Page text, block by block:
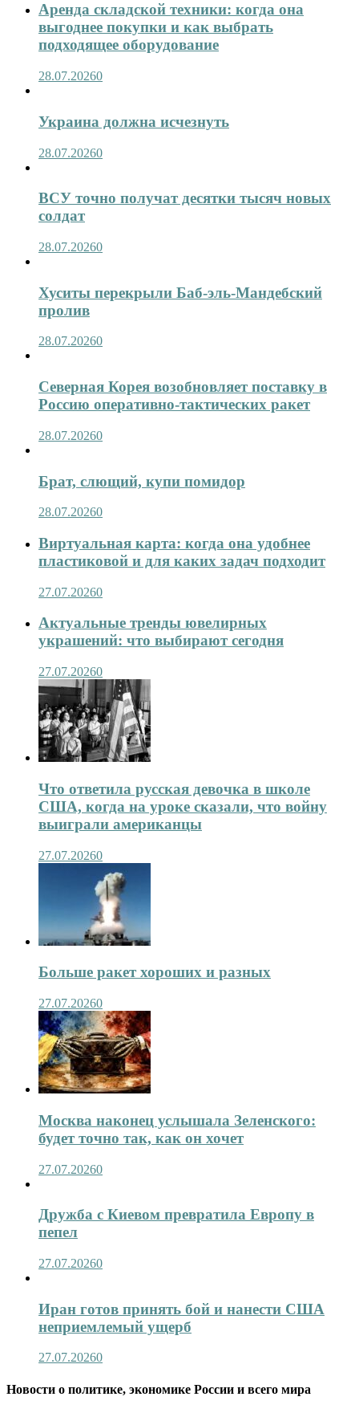
Аренда складской техники: когда она
выгоднее покупки и как выбрать
подходящее оборудование
28.07.20260
Украина должна исчезнуть
28.07.20260
ВСУ точно получат десятки тысяч новых
солдат
28.07.20260
Хуситы перекрыли Баб-эль-Мандебский
пролив
28.07.20260
Северная Корея возобновляет поставку в
Россию оперативно-тактических ракет
28.07.20260
Брат, слющий, купи помидор
28.07.20260
Виртуальная карта: когда она удобнее
пластиковой и для каких задач подходит
27.07.20260
Актуальные тренды ювелирных
украшений: что выбирают сегодня
27.07.20260
Что ответила русская девочка в школе
США, когда на уроке сказали, что войну
выиграли американцы
27.07.20260
Больше ракет хороших и разных
27.07.20260
Москва наконец услышала Зеленского:
будет точно так, как он хочет
27.07.20260
Дружба с Киевом превратила Европу в
пепел
27.07.20260
Иран готов принять бой и нанести США
неприемлемый ущерб
27.07.20260
Новости о политике, экономике России и всего мира